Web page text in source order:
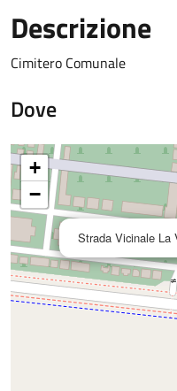
Descrizione
Cimitero Comunale
Dove
Strada Vicinale La
+
−